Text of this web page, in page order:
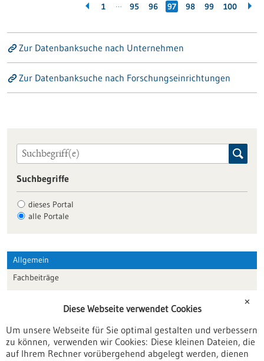
1 … 95 96 97 98 99 100
Zur Datenbanksuche nach Unternehmen
Zur Datenbanksuche nach Forschungseinrichtungen
Suchbegriffe
dieses Portal
alle Portale
Allgemein
Fachbeiträge
Veranstaltungen
Erscheinungsdatum
✕
Diese Webseite verwendet Cookies
Um unsere Webseite für Sie optimal gestalten und verbessern
zu können, verwenden wir Cookies: Diese kleinen Dateien, die
auf Ihrem Rechner vorübergehend abgelegt werden, dienen